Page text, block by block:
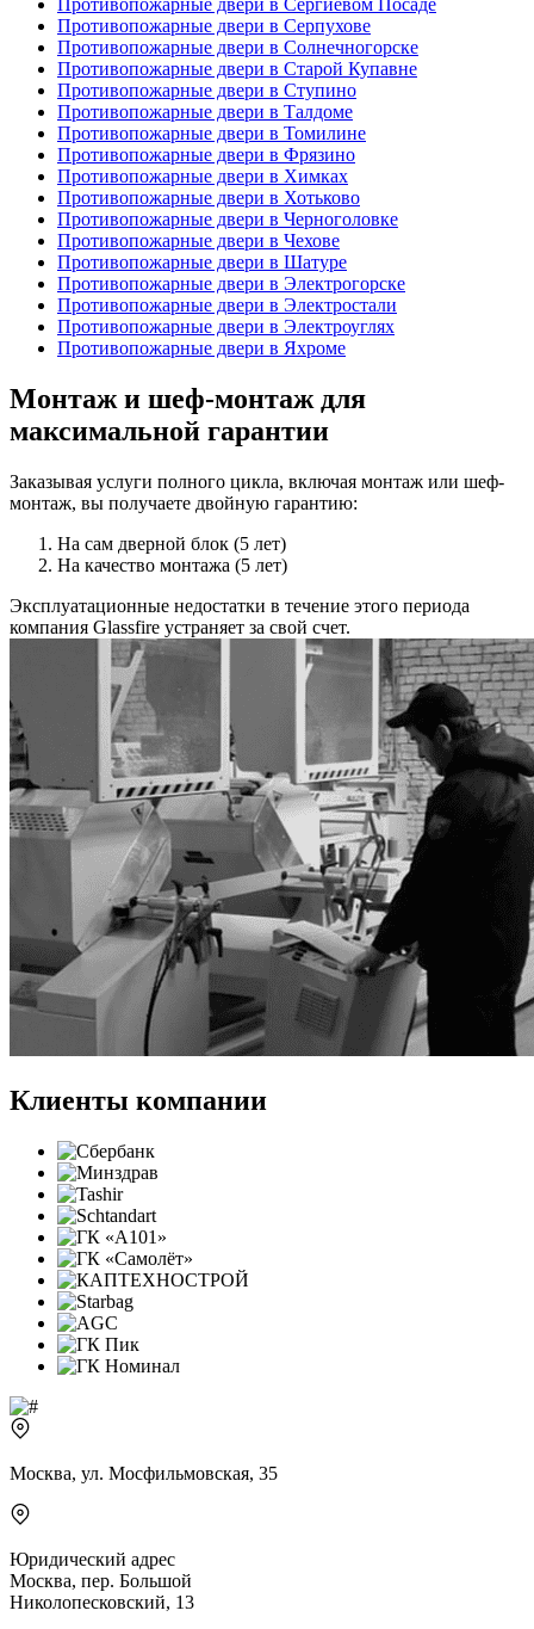
Противопожарные двери в Сергиевом Посаде
Противопожарные двери в Серпухове
Противопожарные двери в Солнечногорске
Противопожарные двери в Старой Купавне
Противопожарные двери в Ступино
Противопожарные двери в Талдоме
Противопожарные двери в Томилине
Противопожарные двери в Фрязино
Противопожарные двери в Химках
Противопожарные двери в Хотьково
Противопожарные двери в Черноголовке
Противопожарные двери в Чехове
Противопожарные двери в Шатуре
Противопожарные двери в Электрогорске
Противопожарные двери в Электростали
Противопожарные двери в Электроуглях
Противопожарные двери в Яхроме
Монтаж и шеф-монтаж для
максимальной гарантии
Заказывая услуги полного цикла, включая монтаж или шеф-
монтаж, вы получаете двойную гарантию:
На сам дверной блок (5 лет)
На качество монтажа (5 лет)
Эксплуатационные недостатки в течение этого периода
компания Glassfire устраняет за свой счет.
Клиенты компании
Москва, ул. Мосфильмовская, 35
Юридический адрес
Москва, пер. Большой
Николопесковский, 13